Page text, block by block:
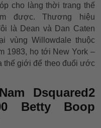
cho làng thời trang thế
được. Thương hiệu
là Dean và Dan Caten
vùng Willowdale thuộc
1983, họ tới New York –
thế giới để theo đuổi ước
Dsquared2
Betty Boop